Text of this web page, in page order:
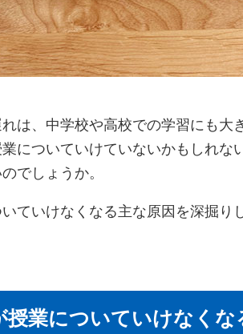
は、中学校や高校での学習にも大
業についていけていないかもしれ
でしょうか。
ていけなくなる主な原因を深掘り
授業についていけなくな